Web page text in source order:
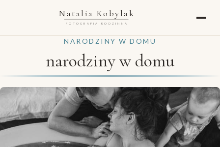
Natalia Kobylak
FOTOGRAFIA RODZINNA
NARODZINY W DOMU
narodziny w domu